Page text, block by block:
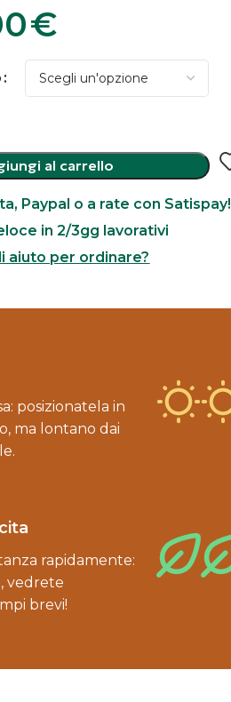
€
al carrello
Paypal o a rate con Satispay!
in 2/3gg lavorativi
aiuto per ordinare?
posizionatela in
ma lontano dai
rapidamente:
vedrete
brevi!